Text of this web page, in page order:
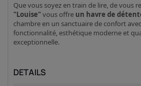
Que vous soyez en train de lire, de vous
"Louise" vous offre un havre de
chambre en un sanctuaire de confort
fonctionnalité, esthétique moderne et
exceptionnelle.
DETAILS